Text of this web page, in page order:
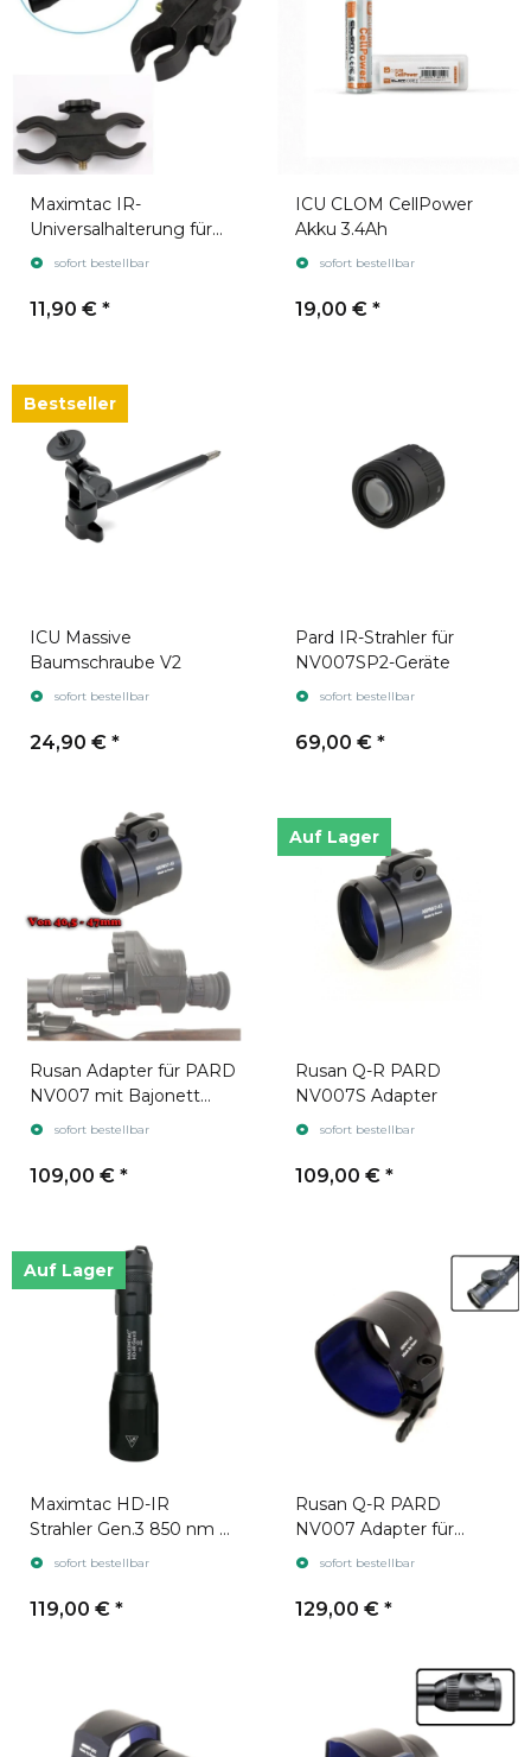
Maximtac IR-
Universalhalterung für
Lauf und Zielfernrohr
sofort bestellbar
11,90 € *
ICU CLOM CellPower
Akku 3.4Ah
sofort bestellbar
19,00 € *
Bestseller
ICU Massive
Baumschraube V2
sofort bestellbar
24,90 € *
Pard IR-Strahler für
NV007SP2-Geräte
sofort bestellbar
69,00 € *
Rusan Adapter für PARD
NV007 mit Bajonett
Aufnahme
sofort bestellbar
109,00 € *
Auf Lager
Rusan Q-R PARD
NV007S Adapter
sofort bestellbar
109,00 € *
Auf Lager
Maximtac HD-IR
Strahler Gen.3 850 nm +
940 nm
sofort bestellbar
119,00 € *
Rusan Q-R PARD
NV007 Adapter für
Zielfernrohr Leica
sofort bestellbar
129,00 € *